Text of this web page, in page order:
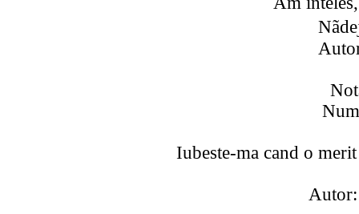
Iubeste-ma cand o